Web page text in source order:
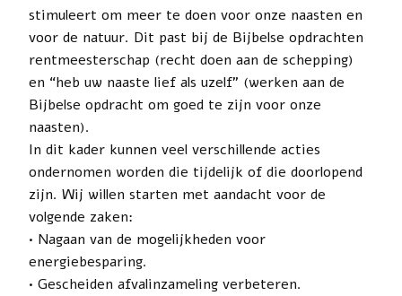
stimuleert om meer te doen voor onze naasten en
voor de natuur. Dit past bij de Bijbelse opdrachten
rentmeesterschap (recht doen aan de schepping)
en “heb uw naaste lief als uzelf” (werken aan de
Bijbelse opdracht om goed te zijn voor onze
naasten).
In dit kader kunnen veel verschillende acties
ondernomen worden die tijdelijk of die doorlopend
zijn. Wij willen starten met aandacht voor de
volgende zaken:
• Nagaan van de mogelijkheden voor
energiebesparing.
• Gescheiden afvalinzameling verbeteren.